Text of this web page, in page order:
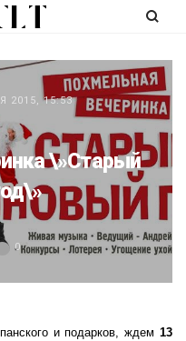
2015, 15:53
\»Старый
0
и подарков, ждем 13